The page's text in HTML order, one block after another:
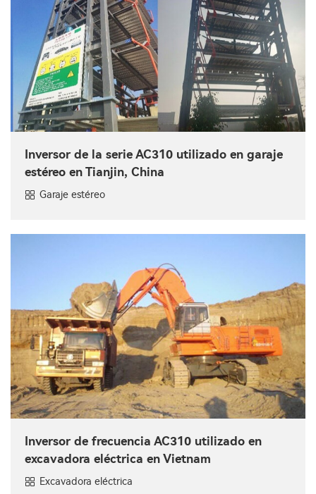
Inversor de la serie AC310 utilizado en garaje
estéreo en Tianjin, China
Garaje estéreo
Inversor de frecuencia AC310 utilizado en
excavadora eléctrica en Vietnam
Excavadora eléctrica